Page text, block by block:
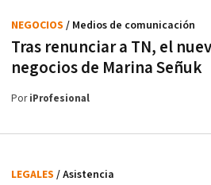
Tras renunciar a TN, el
negocios de Marina Señuk
NEGOCIOS / Medios de comunicación
PoriProfesional
LEGALES / Asistencia